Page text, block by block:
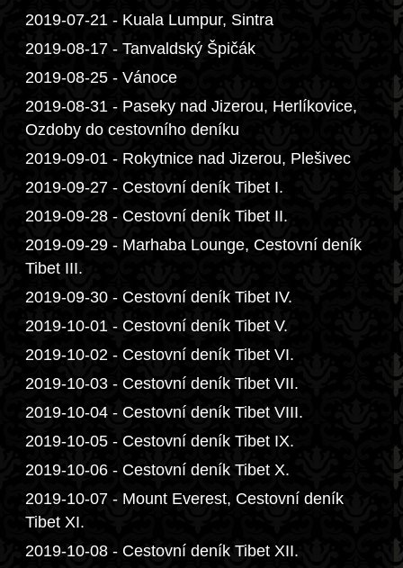
2019-07-21 - Kuala Lumpur, Sintra
2019-08-17 - Tanvaldský Špičák
2019-08-25 - Vánoce
2019-08-31 - Paseky nad Jizerou, Herlíkovice,
Ozdoby do cestovního deníku
2019-09-01 - Rokytnice nad Jizerou, Plešivec
2019-09-27 - Cestovní deník Tibet I.
2019-09-28 - Cestovní deník Tibet II.
2019-09-29 - Marhaba Lounge, Cestovní deník
Tibet III.
2019-09-30 - Cestovní deník Tibet IV.
2019-10-01 - Cestovní deník Tibet V.
2019-10-02 - Cestovní deník Tibet VI.
2019-10-03 - Cestovní deník Tibet VII.
2019-10-04 - Cestovní deník Tibet VIII.
2019-10-05 - Cestovní deník Tibet IX.
2019-10-06 - Cestovní deník Tibet X.
2019-10-07 - Mount Everest, Cestovní deník
Tibet XI.
2019-10-08 - Cestovní deník Tibet XII.